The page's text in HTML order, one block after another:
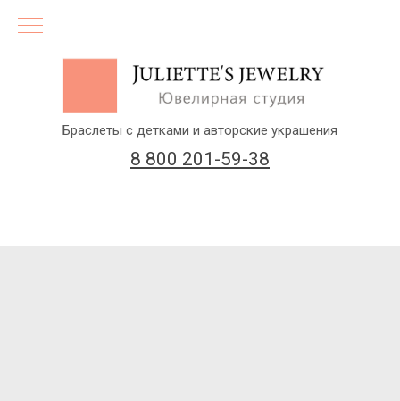
8 800 201-59-38
Браслеты с детками и авторские украшения